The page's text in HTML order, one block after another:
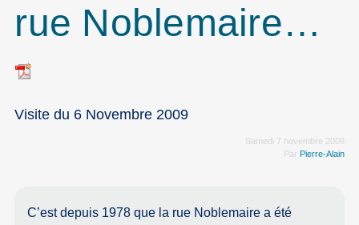
rue Noblemaire…
Visite du 6 Novembre 2009
Samedi 7 novembre 2009
Par Pierre-Alain
C’est depuis 1978 que la rue Noblemaire a été